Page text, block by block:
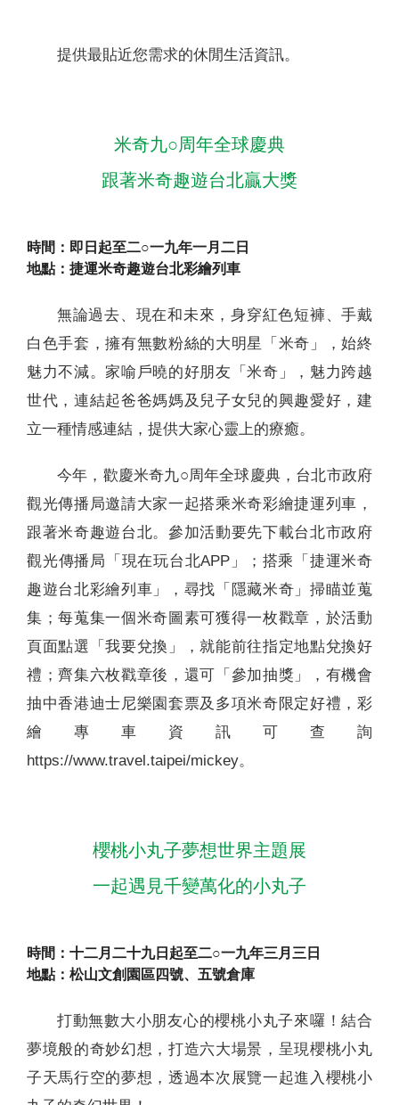
提供最貼近您需求的休閒生活資訊。
米奇九○周年全球慶典
跟著米奇趣遊台北贏大獎
時間：即日起至二○一九年一月二日
地點：捷運米奇趣遊台北彩繪列車
無論過去、現在和未來，身穿紅色短褲、手戴
白色手套，擁有無數粉絲的大明星「米奇」，始終
魅力不減。家喻戶曉的好朋友「米奇」，魅力跨越
世代，連結起爸爸媽媽及兒子女兒的興趣愛好，建
立一種情感連結，提供大家心靈上的療癒。
今年，歡慶米奇九○周年全球慶典，台北市政府
觀光傳播局邀請大家一起搭乘米奇彩繪捷運列車，
跟著米奇趣遊台北。參加活動要先下載台北市政府
觀光傳播局「現在玩台北APP」；搭乘「捷運米奇
趣遊台北彩繪列車」，尋找「隱藏米奇」掃瞄並蒐
集；每蒐集一個米奇圖素可獲得一枚戳章，於活動
頁面點選「我要兌換」，就能前往指定地點兌換好
禮；齊集六枚戳章後，還可「參加抽獎」，有機會
抽中香港迪士尼樂園套票及多項米奇限定好禮，彩
繪專車資訊可查詢
https://www.travel.taipei/mickey。
櫻桃小丸子夢想世界主題展
一起遇見千變萬化的小丸子
時間：十二月二十九日起至二○一九年三月三日
地點：松山文創園區四號、五號倉庫
打動無數大小朋友心的櫻桃小丸子來囉！結合
夢境般的奇妙幻想，打造六大場景，呈現櫻桃小丸
子天馬行空的夢想，透過本次展覽一起進入櫻桃小